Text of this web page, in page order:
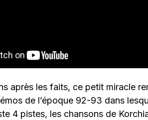
après les faits, ce petit miracle
de l’époque 92-93 dans
4 pistes, les chansons de